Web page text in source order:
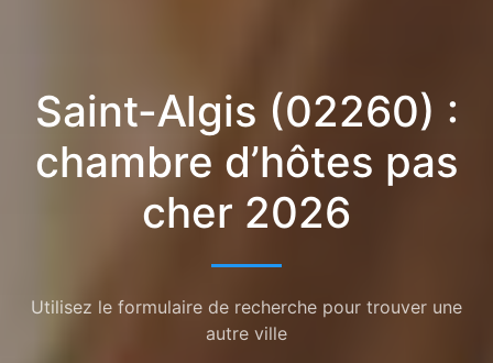
Saint-Algis (02260) :
chambre d’hôtes pas
cher 2026
Utilisez le formulaire de recherche pour trouver une
autre ville